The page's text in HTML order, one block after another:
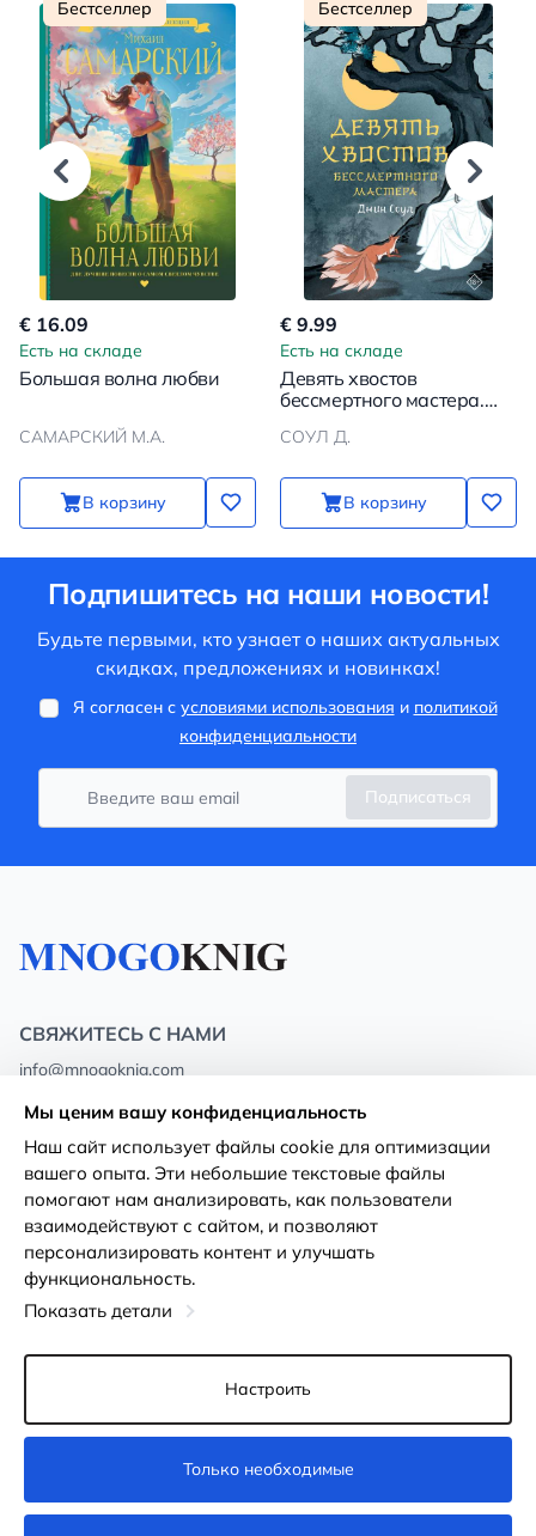
Бестселлер
€ 16.09
Есть на складе
Большая волна любви
САМАРСКИЙ М.А.
В корзину
Бестселлер
€ 9.99
Есть на складе
Девять хвостов
бессмертного мастера.
СОУЛ Д.
В корзину
Подпишитесь на наши новости!
Будьте первыми, кто узнает о наших актуальных
скидках, предложениях и новинках!
Я согласен с условиями использования и политикой
конфиденциальности
Подписаться
СВЯЖИТЕСЬ С НАМИ
info@mnogoknig.com
Rīga, Augusta Deglava 69d, LV-1082
О нас
Магазины
Доставка и оплата
Карты лояльности
Политика
конфиденциальности
Условия использования
Возврат товара
Настройки файлов cookie
Мы ценим вашу конфиденциальность
Наш сайт использует файлы cookie для оптимизации
вашего опыта. Эти небольшие текстовые файлы
помогают нам анализировать, как пользователи
взаимодействуют с сайтом, и позволяют
персонализировать контент и улучшать
функциональность.
Показать детали
Настроить
Только необходимые